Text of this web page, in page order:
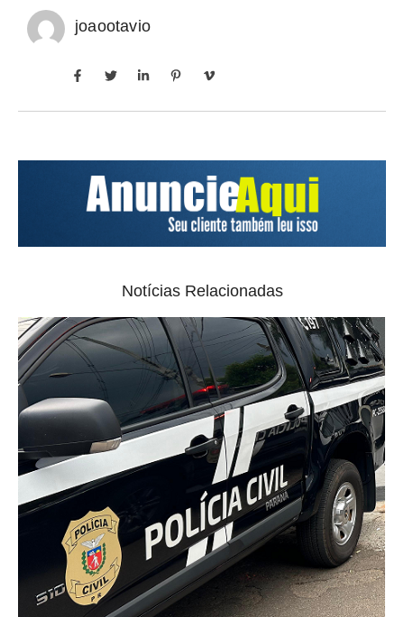
joaootavio
Notícias Relacionadas